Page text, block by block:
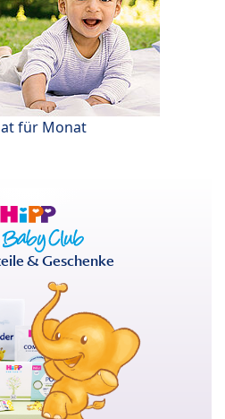
für Monat
& Geschenke